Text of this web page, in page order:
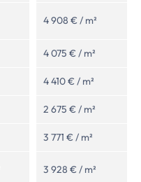
4 908 € / m²
4 075 € / m²
4 410 € / m²
2 675 € / m²
3 771 € / m²
3 928 € / m²